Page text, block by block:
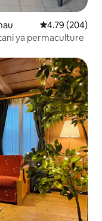
Ukadiriaji wa
4.79 (204)
ya permaculture